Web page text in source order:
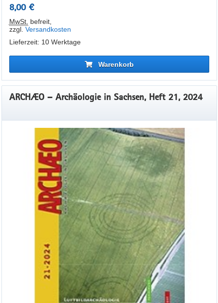
8,00 €
MwSt. befreit,
zzgl. Versandkosten
Lieferzeit: 10 Werktage
Warenkorb
ARCHÆO – Archäologie in Sachsen, Heft 21, 2024